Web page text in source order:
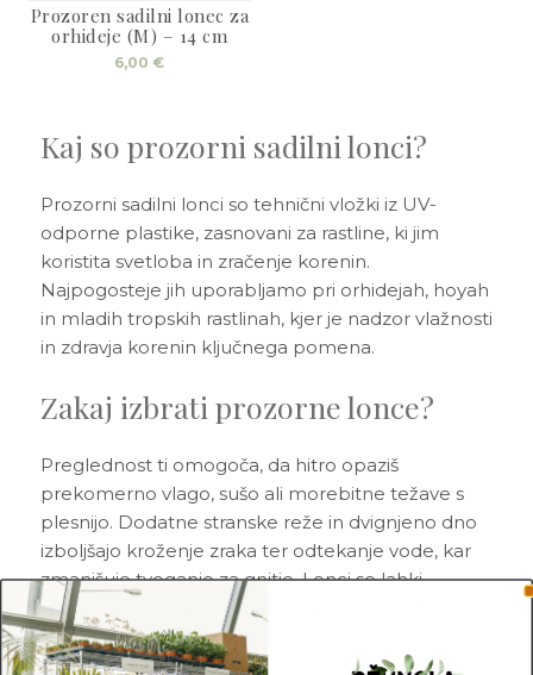
Prozoren sadilni lonec za
orhideje (M) – 14 cm
6,00 €
Kaj so prozorni sadilni lonci?
Prozorni sadilni lonci so tehnični vložki iz UV-
odporne plastike, zasnovani za rastline, ki jim
koristita svetloba in zračenje korenin.
Najpogosteje jih uporabljamo pri orhidejah, hoyah
in mladih tropskih rastlinah, kjer je nadzor vlažnosti
in zdravja korenin ključnega pomena.
Zakaj izbrati prozorne lonce?
Preglednost ti omogoča, da hitro opaziš
prekomerno vlago, sušo ali morebitne težave s
plesnijo. Dodatne stranske reže in dvignjeno dno
izboljšajo kroženje zraka ter odtekanje vode, kar
zmanjšuje tveganje za gnitje. Lonci so lahki,
trpežni in se prilegajo večini dekorativnih okrasnih
loncev.
€
Dodaj v košarico
Preberi prispevek